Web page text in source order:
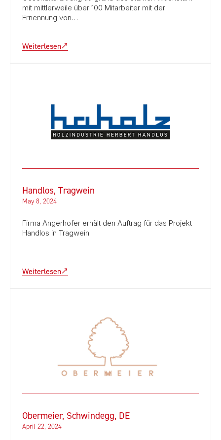
mit mittlerweile über 100 Mitarbeiter mit der
Ernennung von…
Weiterlesen
Handlos, Tragwein
May 8, 2024
Firma Angerhofer erhält den Auftrag für das Projekt
Handlos in Tragwein
Weiterlesen
Obermeier, Schwindegg, DE
April 22, 2024